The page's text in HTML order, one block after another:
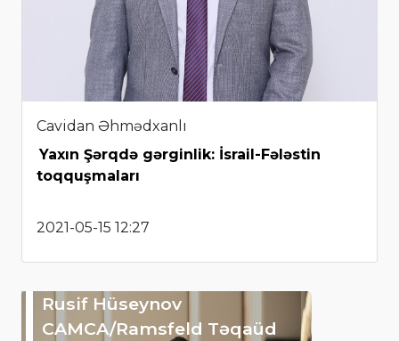
Cavidan Əhmədxanlı
Yaxın Şərqdə gərginlik: İsrail-Fələstin
toqquşmaları
2021-05-15 12:27
Rusif Hüseynov
CAMCA/Ramsfeld Təqaüd